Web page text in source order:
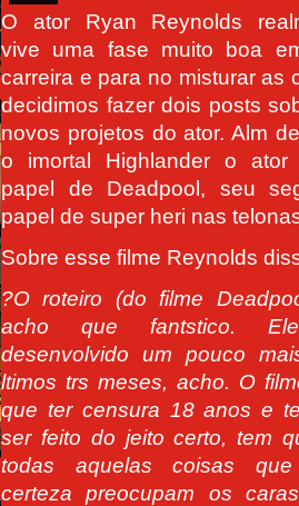
O ator Ryan Reynolds
vive uma fase muito boa
carreira e para no misturar as
decidimos fazer dois posts
novos projetos do ator. Alm
o imortal Highlander o
papel de Deadpool, seu
papel de super heri nas
Sobre esse filme Reynolds
?O roteiro (do filme
acho que fantstico.
desenvolvido um pouco
ltimos trs meses, acho. O
que ter censura 18 anos e
ser feito do jeito certo, tem
todas aquelas coisas
certeza preocupam os